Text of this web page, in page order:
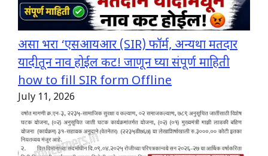
असा भरा ‘एसआयआर (SIR) फॉर्म, अन्यथा मतदार
यादीतून नाव होईल कट! जाणून घ्या संपूर्ण माहिती
how to fill SIR form Offline
July 11, 2026